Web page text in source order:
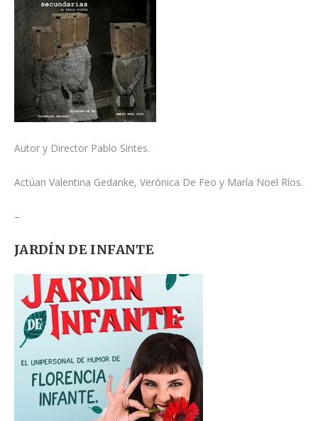
Autor y Director Pablo Sintes.
Actúan Valentina Gedanke, Verónica De Feo y María Noel Ríos.
–
JARDÍN DE INFANTE